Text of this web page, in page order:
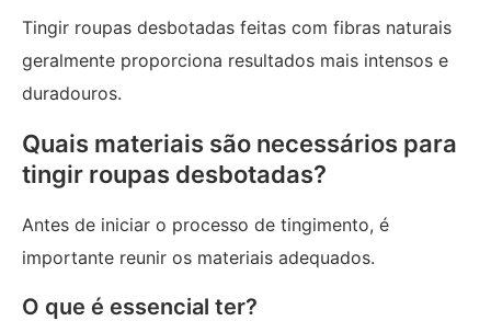
Tingir roupas desbotadas feitas com fibras naturais
geralmente proporciona resultados mais intensos e
duradouros.
Quais materiais são necessários para
tingir roupas desbotadas?
Antes de iniciar o processo de tingimento, é
importante reunir os materiais adequados.
O que é essencial ter?